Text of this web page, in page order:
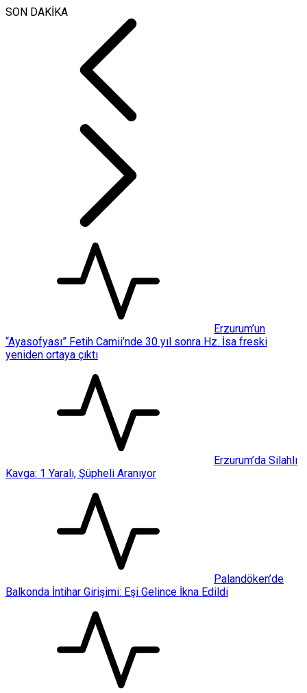
SON DAKİKA
Erzurum’un
“Ayasofyası” Fetih Camii’nde 30 yıl sonra Hz. İsa freski
yeniden ortaya çıktı
Erzurum’da Silahlı
Kavga: 1 Yaralı, Şüpheli Aranıyor
Palandöken’de
Balkonda İntihar Girişimi: Eşi Gelince İkna Edildi